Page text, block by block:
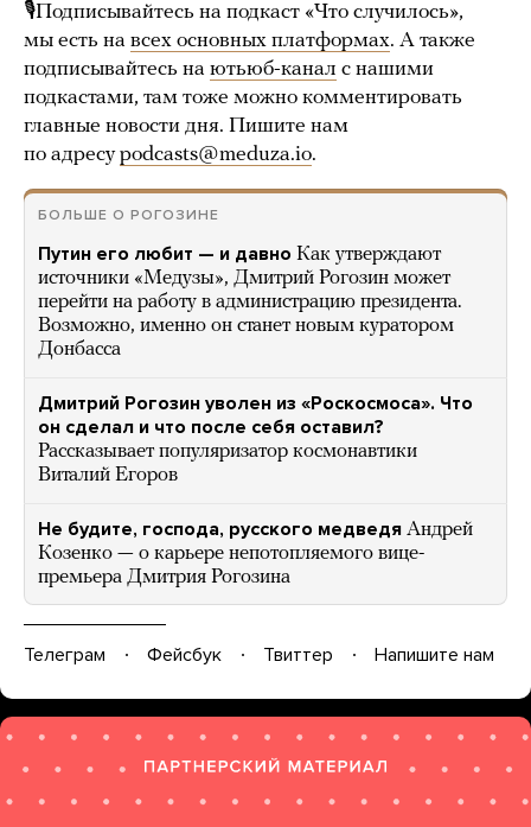
🎙Подписывайтесь на подкаст «Что случилось»,
мы есть на всех основных платформах. А также
подписывайтесь на ютьюб-канал с нашими
подкастами, там тоже можно комментировать
главные новости дня. Пишите нам
по адресуpodcasts@meduza.io.
БОЛЬШЕ О РОГОЗИНЕ
Путин его любит — и давно Как утверждают
источники «Медузы», Дмитрий Рогозин может
перейти на работу в администрацию президента.
Возможно, именно он станет новым куратором
Донбасса
Дмитрий Рогозин уволен из «Роскосмоса». Что
он сделал и что после себя оставил?
Рассказывает популяризатор космонавтики
Виталий Егоров
Не будите, господа, русского медведя Андрей
Козенко — о карьере непотопляемого вице-
премьера Дмитрия Рогозина
Телеграм Фейсбук Твиттер Напишите нам